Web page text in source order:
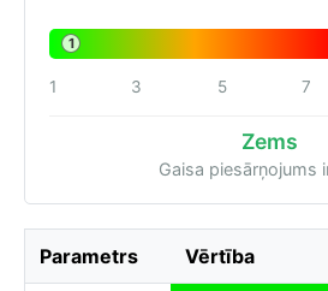
1
1 3 5 7
Zems
Gaisa piesārņojums
Parametrs Vērtība